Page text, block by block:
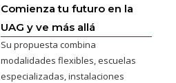
Comienza tu futuro en la
UAG y ve más allá
Su propuesta combina
modalidades flexibles, escuelas
especializadas, instalaciones